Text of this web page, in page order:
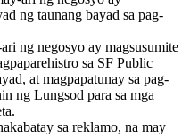
ng taunang bayad sa pag-
ng negosyo ay magsusumite
sa SF Public
at magpapatunay sa pag-
ng Lungsod para sa mga
sa reklamo, na may